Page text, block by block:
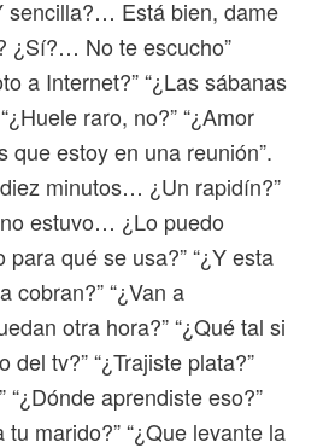
Está bien, dame
¿Sí?… No te escucho”
a Internet?” “¿Las sábanas
raro, no?” “¿Amor
estoy en una reunión”.
minutos… ¿Un rapidín?”
estuvo… ¿Lo puedo
para qué se usa?” “¿Y esta
cobran?” “¿Van a
otra hora?” “¿Qué tal si
del tv?” “¿Trajiste plata?”
“¿Dónde aprendiste eso?”
tu marido?” “¿Que levante la